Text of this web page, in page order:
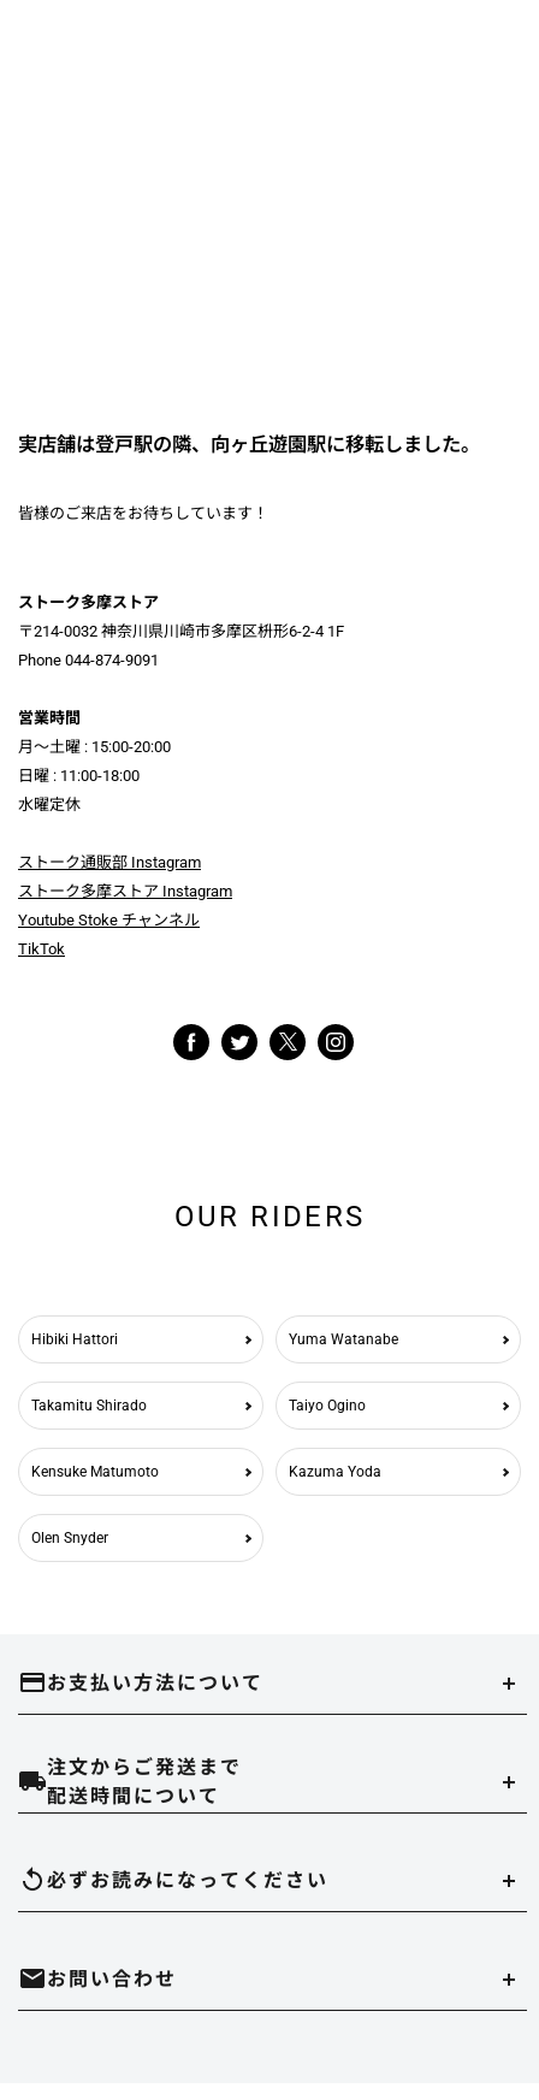
実店舗は登戸駅の隣、向ヶ丘遊園駅に移転しました。
皆様のご来店をお待ちしています！
ストーク多摩ストア
〒214-0032 神奈川県川崎市多摩区枡形6-2-4 1F
Phone 044-874-9091
営業時間
月～土曜 : 15:00-20:00
日曜 : 11:00-18:00
水曜定休
ストーク通販部 Instagram
ストーク多摩ストア Instagram
Youtube Stoke チャンネル
TikTok
OUR RIDERS
Hibiki Hattori Yuma Watanabe
Takamitu Shirado Taiyo Ogino
Kensuke Matumoto Kazuma Yoda
Olen Snyder
お支払い方法について
クレジットカード
当ストアでは、以下のクレジット会社をご利用いただけます。
代金引換
注文からご発送まで
配送時間について
配達時間は午前（9～12時）、14～16時、16～18時、18～20時、19～21時
必ずお読みになって ください
在庫切れについて
お問い合わせ